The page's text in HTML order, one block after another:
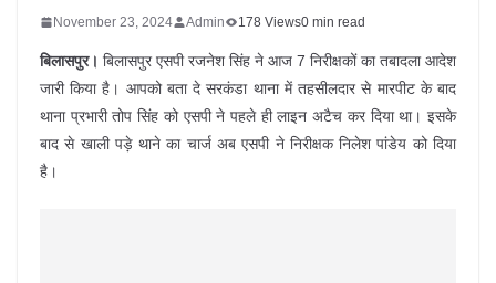
November 23, 2024 Admin 178 Views0 min read
बिलासपुर। बिलासपुर एसपी रजनेश सिंह ने आज 7 निरीक्षकों का तबादला आदेश
जारी किया है। आपको बता दे सरकंडा थाना में तहसीलदार से मारपीट के बाद
थाना प्रभारी तोप सिंह को एसपी ने पहले ही लाइन अटैच कर दिया था। इसके
बाद से खाली पड़े थाने का चार्ज अब एसपी ने निरीक्षक निलेश पांडेय को दिया
है।